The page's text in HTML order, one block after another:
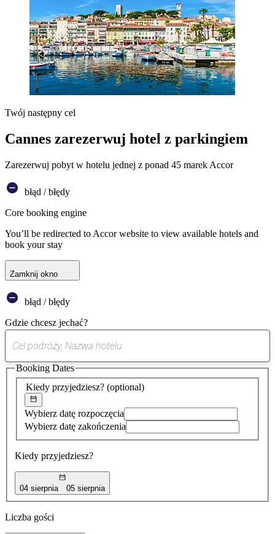
Twój następny cel
Cannes zarezerwuj hotel z parkingiem
Zarezerwuj pobyt w hotelu jednej z ponad 45 marek Accor
błąd / błędy
Core booking engine
You’ll be redirected to Accor website to view available hotels and
book your stay
Zamknij okno
błąd / błędy
Gdzie chcesz jechać?
sugestia
została
znaleziona
Kiedy przyjedziesz? (optional)
Wybierz datę rozpoczęcia
Wybierz datę zakończenia
Kiedy przyjedziesz?
04 sierpnia 05 sierpnia
Booking Dates
Liczba gości